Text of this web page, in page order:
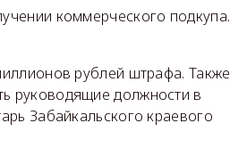
коммерческого подкупа.
рублей штрафа. Также
руководящие должности в
Забайкальского краевого